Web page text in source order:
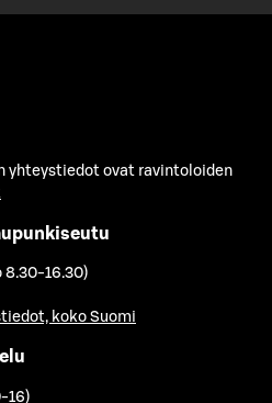
yhteystiedot ovat ravintoloiden
8.30-16.30)
koko Suomi
16)